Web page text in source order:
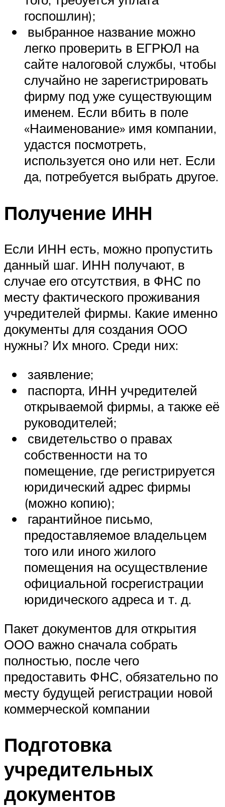
госпошлин);
выбранное название можно
легко проверить в ЕГРЮЛ на
сайте налоговой службы, чтобы
случайно не зарегистрировать
фирму под уже существующим
именем. Если вбить в поле
«Наименование» имя компании,
удастся посмотреть,
используется оно или нет. Если
да, потребуется выбрать другое.
Получение ИНН
Если ИНН есть, можно пропустить
данный шаг. ИНН получают, в
случае его отсутствия, в ФНС по
месту фактического проживания
учредителей фирмы. Какие именно
документы для создания ООО
нужны? Их много. Среди них:
заявление;
паспорта, ИНН учредителей
открываемой фирмы, а также её
руководителей;
свидетельство о правах
собственности на то
помещение, где регистрируется
юридический адрес фирмы
(можно копию);
гарантийное письмо,
предоставляемое владельцем
того или иного жилого
помещения на осуществление
официальной госрегистрации
юридического адреса и т. д.
Пакет документов для открытия
ООО важно сначала собрать
полностью, после чего
предоставить ФНС, обязательно по
месту будущей регистрации новой
коммерческой компании
Подготовка
учредительных
документов